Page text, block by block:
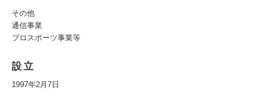
その他
通信事業
プロスポーツ事業等
設立
1997年2月7日